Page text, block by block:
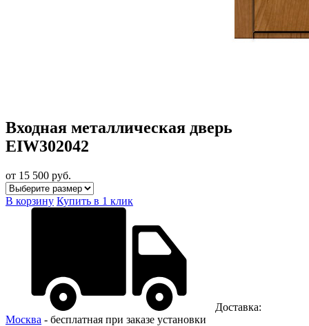
Входная металлическая дверь
EIW302042
от 15 500 руб.
В корзину Купить в 1 клик
Доставка:
Москва - бесплатная при заказе установки